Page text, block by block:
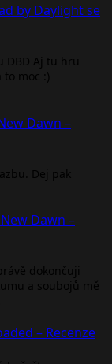
by Daylight se
DBD Aj tu hru
to moc :)
Dawn –
Dej pak
Dawn –
dokončuji
a soubojů mě
– Recenze